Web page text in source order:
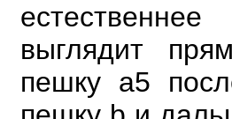
выглядит
пешку а5